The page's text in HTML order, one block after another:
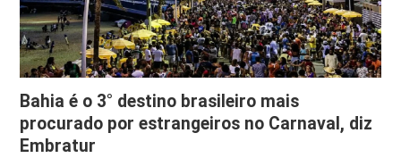
Bahia é o 3° destino brasileiro mais
procurado por estrangeiros no Carnaval, diz
Embratur